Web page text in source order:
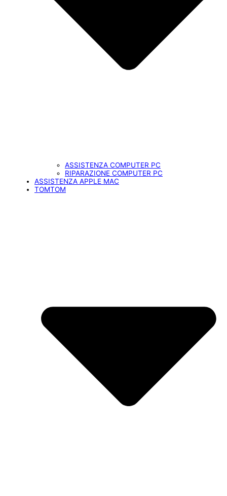
ASSISTENZA COMPUTER PC
RIPARAZIONE COMPUTER PC
ASSISTENZA APPLE MAC
TOMTOM